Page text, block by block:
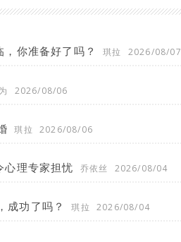
，你准备好了吗？ 琪拉 2026/08/07
2026/08/06
琪拉 2026/08/06
心理专家担忧 乔依丝 2026/08/04
成功了吗？ 琪拉 2026/08/04